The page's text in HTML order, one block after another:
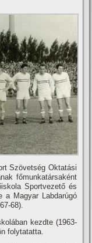
Szövetség Oktatási
főmunkatársaként
Sportvezető és
a Magyar Labdarúgó
68).
kezdte (1963-
folytatatta.